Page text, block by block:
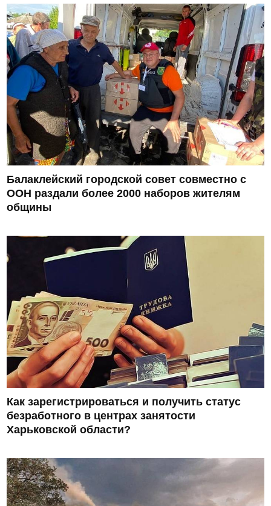
Балаклейский городской совет совместно с
ООН раздали более 2000 наборов жителям
общины
Как зарегистрироваться и получить статус
безработного в центрах занятости
Харьковской области?